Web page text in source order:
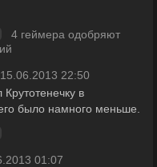
4 геймера одобряют
15.06.2013 22:50
в
было намного меньше.
01:07